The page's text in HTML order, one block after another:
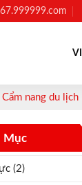
Cẩm nang du lịch
Mục
(2)